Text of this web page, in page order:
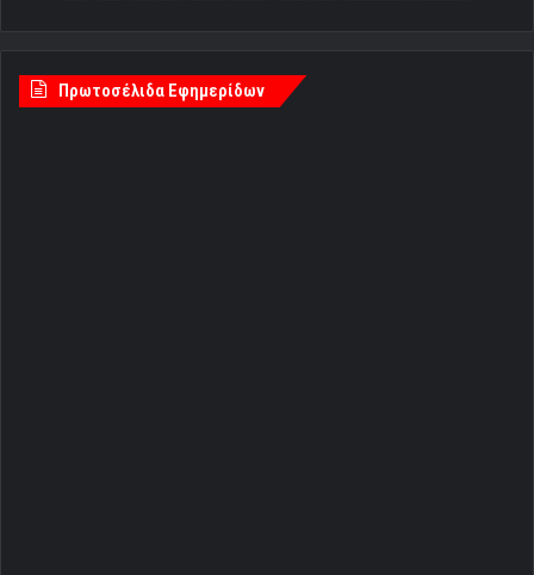
Πρωτοσέλιδα Εφημερίδων